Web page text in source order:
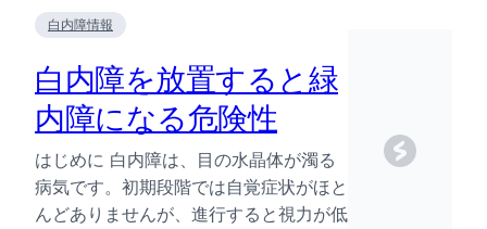
白内障情報
白内障を放置すると緑
内障になる危険性
はじめに 白内障は、目の水晶体が濁る
病気です。初期段階では自覚症状がほと
んどありませんが、進行すると視力が低